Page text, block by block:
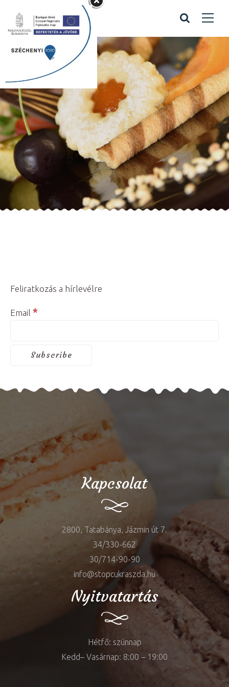
Hírlevél
Home / Hírlevél
Feliratkozás a hírlevélre
Email *
Kapcsolat
2800, Tatabánya, Jázmin út 7.
34/330-662
30/714-90-90
info@stopcukraszda.hu
Nyitvatartás
Hétfő: szünnap
Kedd– Vasárnap: 8:00 – 19:00